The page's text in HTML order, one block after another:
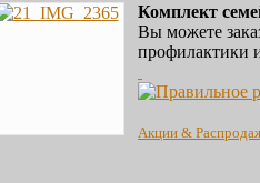
Комплект
Вы можете
профилактики
Акции &